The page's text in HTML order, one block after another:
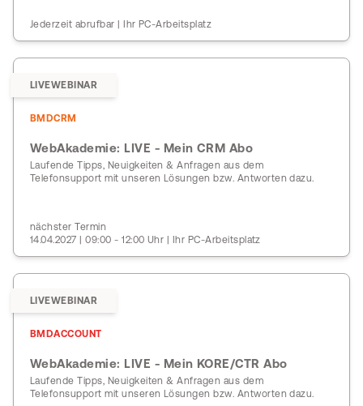
Jederzeit abrufbar | Ihr PC-Arbeitsplatz
LIVEWEBINAR
BMDCRM
WebAkademie: LIVE - Mein CRM Abo
Laufende Tipps, Neuigkeiten & Anfragen aus dem
Telefonsupport mit unseren Lösungen bzw. Antworten dazu.
nächster Termin
14.04.2027 | 09:00 - 12:00 Uhr | Ihr PC-Arbeitsplatz
LIVEWEBINAR
BMDACCOUNT
WebAkademie: LIVE - Mein KORE/CTR Abo
Laufende Tipps, Neuigkeiten & Anfragen aus dem
Telefonsupport mit unseren Lösungen bzw. Antworten dazu.